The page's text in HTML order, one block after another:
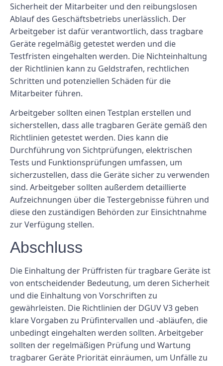
Sicherheit der Mitarbeiter und den reibungslosen
Ablauf des Geschäftsbetriebs unerlässlich. Der
Arbeitgeber ist dafür verantwortlich, dass tragbare
Geräte regelmäßig getestet werden und die
Testfristen eingehalten werden. Die Nichteinhaltung
der Richtlinien kann zu Geldstrafen, rechtlichen
Schritten und potenziellen Schäden für die
Mitarbeiter führen.
Arbeitgeber sollten einen Testplan erstellen und
sicherstellen, dass alle tragbaren Geräte gemäß den
Richtlinien getestet werden. Dies kann die
Durchführung von Sichtprüfungen, elektrischen
Tests und Funktionsprüfungen umfassen, um
sicherzustellen, dass die Geräte sicher zu verwenden
sind. Arbeitgeber sollten außerdem detaillierte
Aufzeichnungen über die Testergebnisse führen und
diese den zuständigen Behörden zur Einsichtnahme
zur Verfügung stellen.
Abschluss
Die Einhaltung der Prüffristen für tragbare Geräte ist
von entscheidender Bedeutung, um deren Sicherheit
und die Einhaltung von Vorschriften zu
gewährleisten. Die Richtlinien der DGUV V3 geben
klare Vorgaben zu Prüfintervallen und -abläufen, die
unbedingt eingehalten werden sollten. Arbeitgeber
sollten der regelmäßigen Prüfung und Wartung
tragbarer Geräte Priorität einräumen, um Unfälle zu